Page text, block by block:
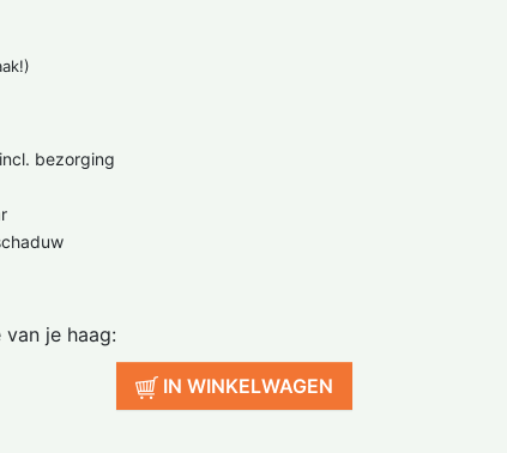
bezorging
je haag:
IN WINKELWAGEN